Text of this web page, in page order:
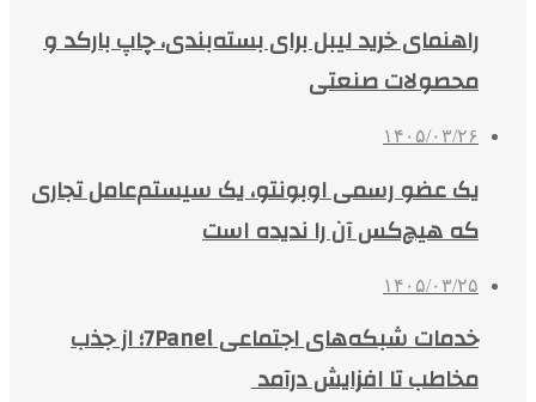
راهنمای خرید لیبل برای بسته‌بندی، چاپ بارکد و
محصولات صنعتی
۱۴۰۵/۰۳/۲۶
یک عضو رسمی اوبونتو، یک سیستم‌عامل تجاری
که هیچ‌کس آن را ندیده است
۱۴۰۵/۰۳/۲۵
خدمات شبکه‌های اجتماعی 7Panel؛ از جذب
مخاطب تا افزایش درآمد